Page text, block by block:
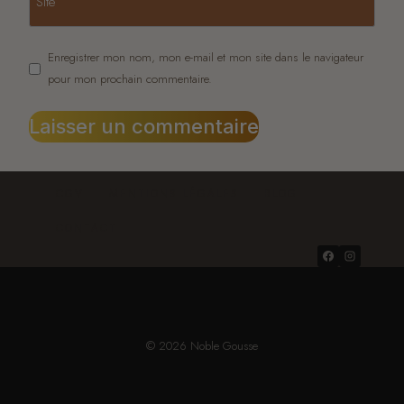
Enregistrer mon nom, mon e-mail et mon site dans le navigateur
pour mon prochain commentaire.
© 2026 Noble Gousse